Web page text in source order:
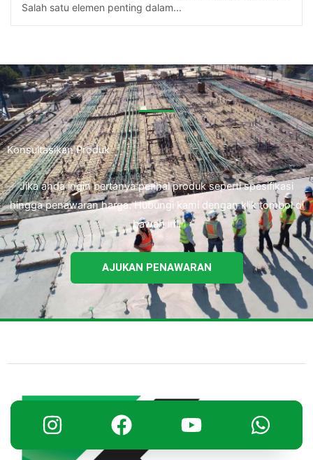
Salah satu elemen penting dalam...
Konsultasikan Produk
Jika anda ingin bertanya perihal produk seperti spesifikasi
hingga penawaran harga. Hubungi kami dengan klik tombol di
bawah ini.
AJUKAN PENAWARAN